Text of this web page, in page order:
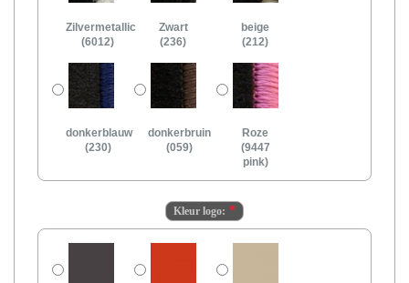
Zilvermetallic
(6012)
Zwart
(236)
beige
(212)
donkerblauw
(230)
donkerbruin
(059)
Roze
(9447
pink)
Kleur logo: